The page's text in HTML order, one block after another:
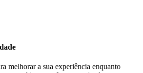
melhorar a sua experiência enquanto